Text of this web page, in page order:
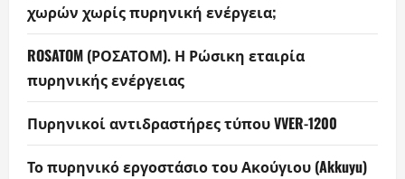
χωρών χωρίς πυρηνική ενέργεια;
ROSATOM (ΡΟΣΑΤΟΜ). Η Ρώσικη εταιρία
πυρηνικής ενέργειας
Πυρηνικοί αντιδραστήρες τύπου VVER-1200
Το πυρηνικό εργοστάσιο του Ακούγιου (Akkuyu)